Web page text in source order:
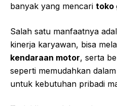
banyak yang mencari toko
Salah satu manfaatnya
kinerja karyawan, bisa
kendaraan motor, serta
seperti memudahkan
untuk kebutuhan pribadi